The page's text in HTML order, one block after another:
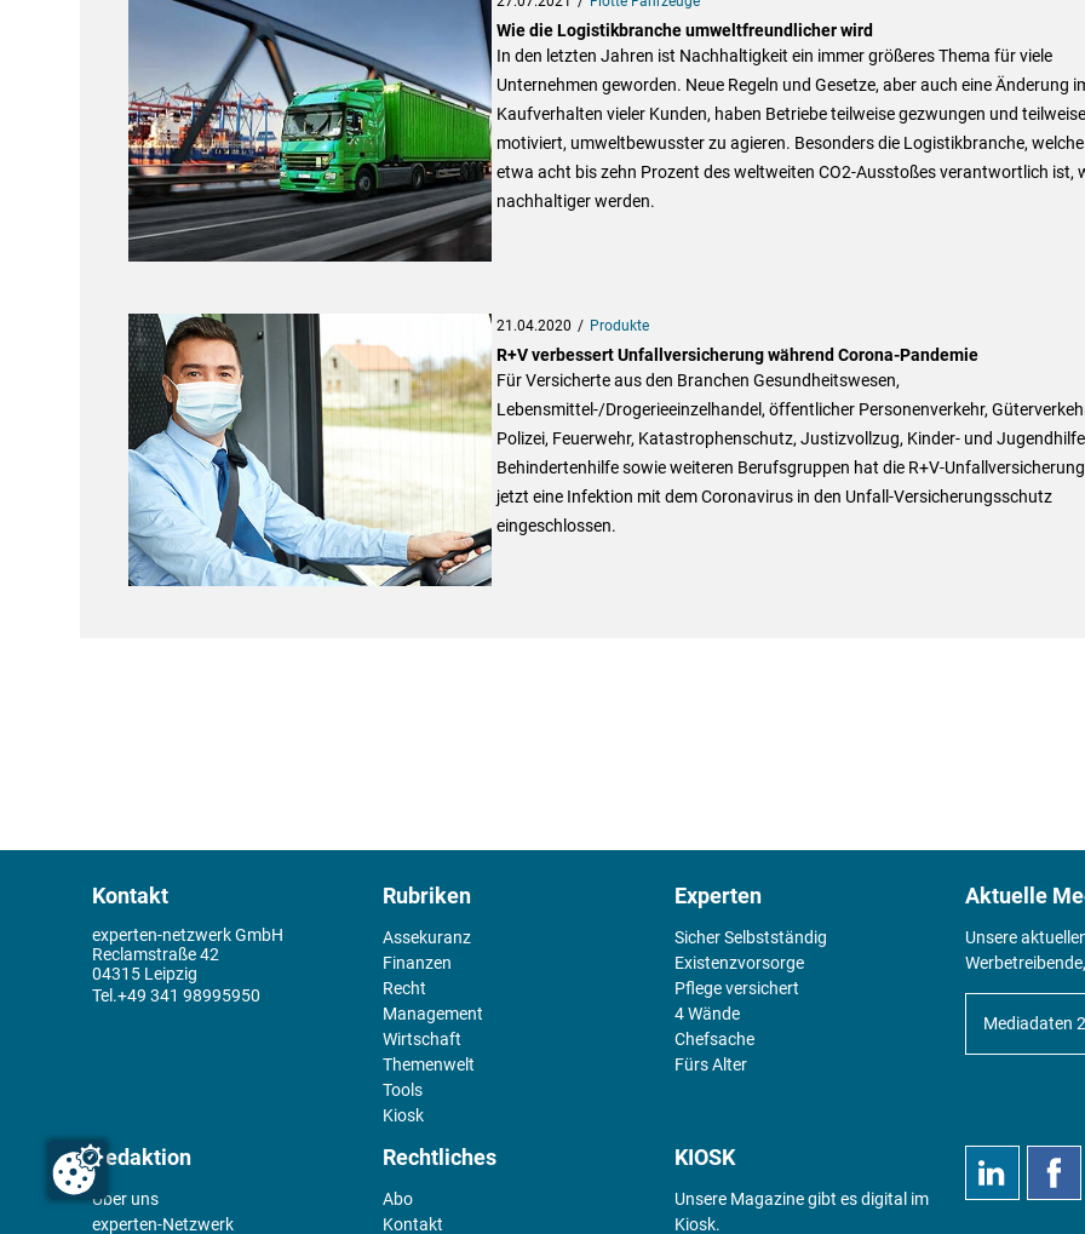
Wie die Logistikbranche umweltfreundlicher wird
In den letzten Jahren ist Nachhaltigkeit ein immer größeres Thema für viele
Unternehmen geworden. Neue Regeln und Gesetze, aber auch eine Änderung
Kaufverhalten vieler Kunden, haben Betriebe teilweise gezwungen und teilweise
motiviert, umweltbewusster zu agieren. Besonders die Logistikbranche,
etwa acht bis zehn Prozent des weltweiten CO2-Ausstoßes verantwortlich ist,
nachhaltiger werden.
21.04.2020 Produkte
R+V verbessert Unfallversicherung während Corona-Pandemie
Für Versicherte aus den Branchen Gesundheitswesen,
Lebensmittel-/Drogerieeinzelhandel, öffentlicher Personenverkehr,
Polizei, Feuerwehr, Katastrophenschutz, Justizvollzug, Kinder- und
Behindertenhilfe sowie weiteren Berufsgruppen hat die R+V-Unfallversicherung
jetzt eine Infektion mit dem Coronavirus in den Unfall-Versicherungsschutz
eingeschlossen.
Kontakt
experten-netzwerk GmbH
Reclamstraße 42
04315 Leipzig
+49 341 98995950
Rubriken
Assekuranz
Finanzen
Recht
Management
Wirtschaft
Themenwelt
Tools
Kiosk
Experten
Sicher Selbstständig
Existenz­vorsorge
Pflege versichert
4 Wände
Chefsache
Fürs Alter
Aktuelle
Unsere
Mediadaten
Redaktion
Über uns
experten-Netzwerk
Rechtliches
Abo
Kontakt
KIOSK
Unsere Magazine gibt es digital im
Kiosk.